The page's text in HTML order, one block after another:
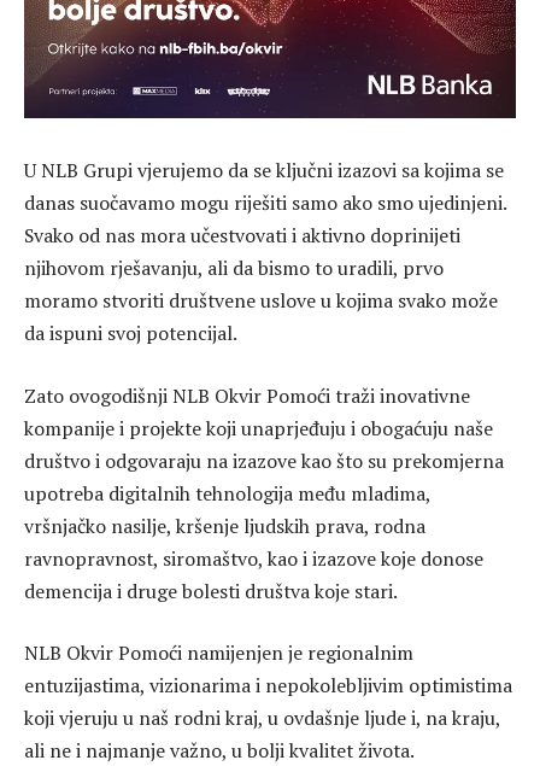
U NLB Grupi vjerujemo da se ključni izazovi sa kojima se
danas suočavamo mogu riješiti samo ako smo ujedinjeni.
Svako od nas mora učestvovati i aktivno doprinijeti
njihovom rješavanju, ali da bismo to uradili, prvo
moramo stvoriti društvene uslove u kojima svako može
da ispuni svoj potencijal.
Zato ovogodišnji NLB Okvir Pomoći traži inovativne
kompanije i projekte koji unaprjeđuju i obogaćuju naše
društvo i odgovaraju na izazove kao što su prekomjerna
upotreba digitalnih tehnologija među mladima,
vršnjačko nasilje, kršenje ljudskih prava, rodna
ravnopravnost, siromaštvo, kao i izazove koje donose
demencija i druge bolesti društva koje stari.
NLB Okvir Pomoći namijenjen je regionalnim
entuzijastima, vizionarima i nepokolebljivim optimistima
koji vjeruju u naš rodni kraj, u ovdašnje ljude i, na kraju,
ali ne i najmanje važno, u bolji kvalitet života.